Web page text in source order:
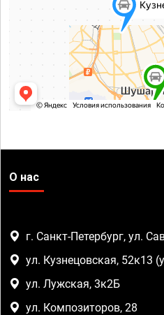
О нас
г. Санкт-Петербург, ул.
ул. Кузнецовская, 52к13
ул. Лужская, 3к2Б
ул. Композиторов, 28